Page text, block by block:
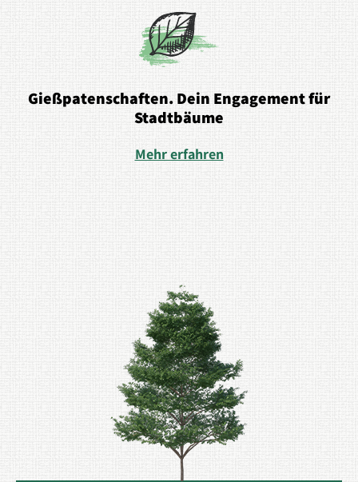
Gießpatenschaften. Dein Engagement für
Stadtbäume
Mehr erfahren